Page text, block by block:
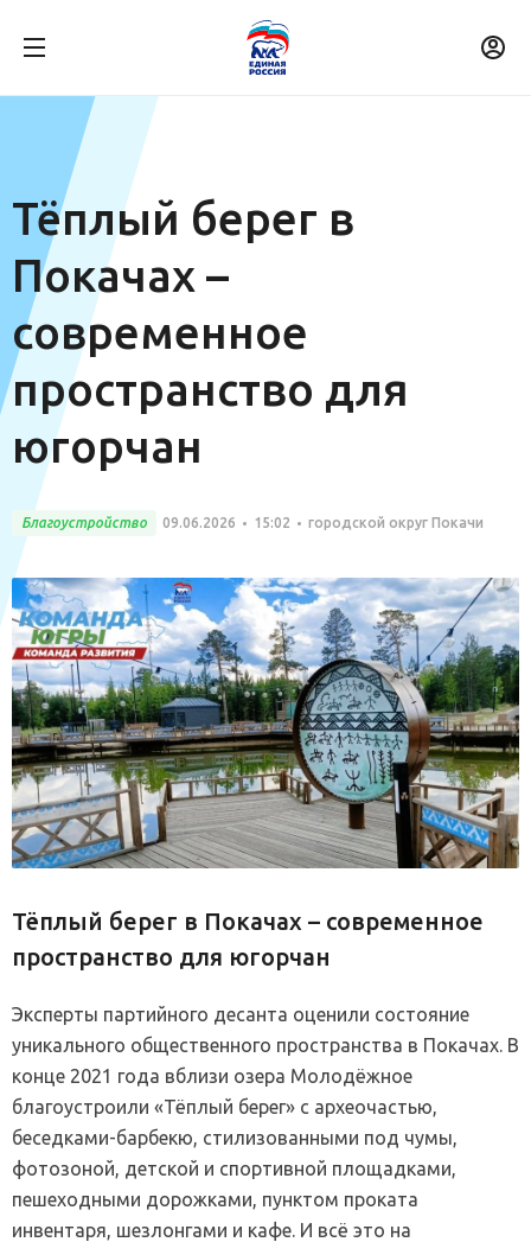
Тёплый берег в
Покачах –
современное
пространство для
югорчан
Благоустройство 09.06.2026 15:02 городской округ Покачи
Тёплый берег в Покачах – современное
пространство для югорчан
Эксперты партийного десанта оценили состояние
уникального общественного пространства в Покачах. В
конце 2021 года вблизи озера Молодёжное
благоустроили «Тёплый берег» с археочастью,
беседками-барбекю, стилизованными под чумы,
фотозоной, детской и спортивной площадками,
пешеходными дорожками, пунктом проката
инвентаря, шезлонгами и кафе. И всё это на